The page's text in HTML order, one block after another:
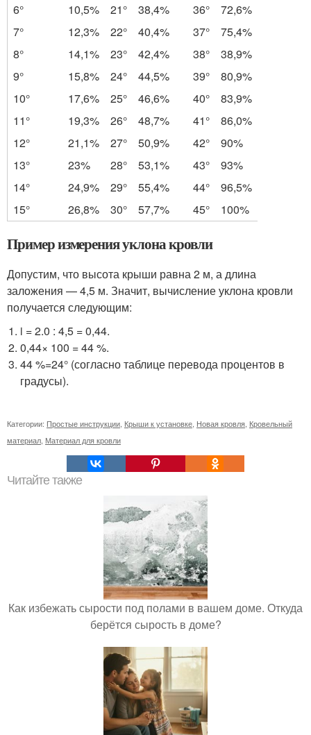
6°
10,5% 21° 38,4% 36°
72,6%
7°
12,3% 22° 40,4% 37°
75,4%
8°
14,1% 23° 42,4% 38°
38,9%
9°
15,8% 24° 44,5% 39°
80,9%
10°
17,6% 25° 46,6% 40°
83,9%
11°
19,3% 26° 48,7% 41°
86,0%
12°
21,1% 27° 50,9% 42°
90%
13°
23% 28° 53,1% 43°
93%
14°
24,9% 29° 55,4% 44°
96,5%
15°
26,8% 30° 57,7% 45° 100%
Пример измерения уклона кровли
Допустим, что высота крыши равна 2 м, а длина
заложения — 4,5 м. Значит, вычисление уклона кровли
получается следующим:
i = 2.0 : 4,5 = 0,44.
0,44× 100 = 44 %.
44 %=24° (согласно таблице перевода процентов в
градусы).
Категории: Простые инструкции Крыши к установке Новая кровля Кровельный
материал Материал для кровли
Читайте также
Как избежать сырости под полами в вашем доме. Откуда
берётся сырость в доме?